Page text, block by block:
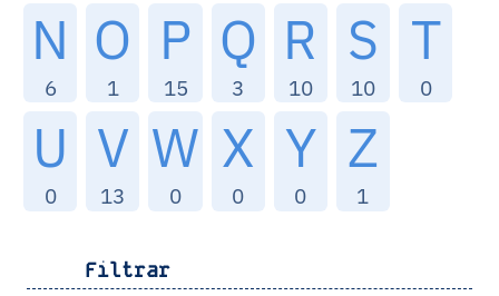
N
6
O
1
P
15
Q
3
R
10
S
10
T
0
U
0
V
13
W
0
X
0
Y
0
Z
1
Filtrar